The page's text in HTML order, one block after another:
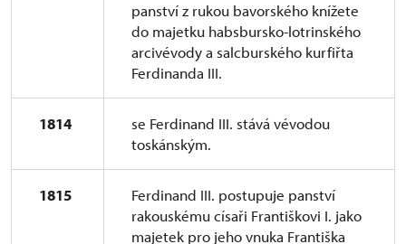
panství z rukou bavorského knížete
do majetku habsbursko-lotrinského
arcivévody a salcburského kurfiřta
Ferdinanda III.
1814
se Ferdinand III. stává vévodou
toskánským.
1815
Ferdinand III. postupuje panství
rakouskému císaři Františkovi I. jako
majetek pro jeho vnuka Františka